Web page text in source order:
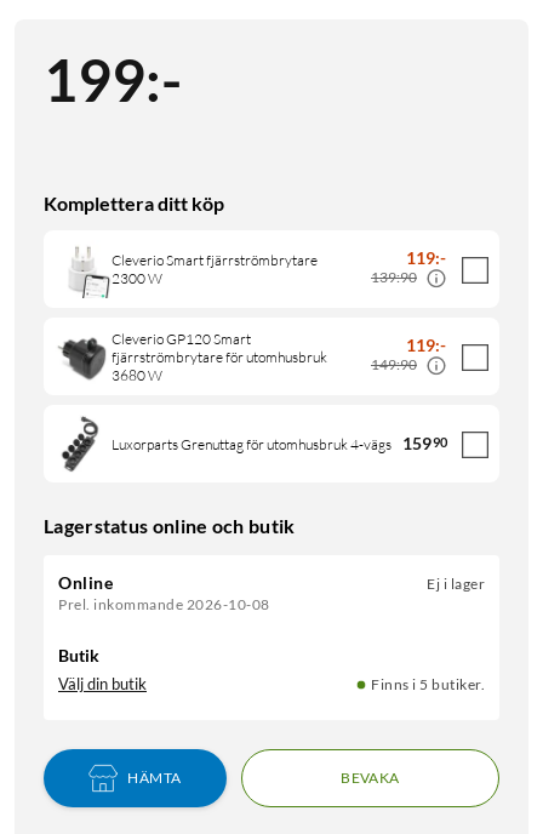
199:-
Komplettera ditt köp
Cleverio Smart fjärrströmbrytare
2300 W
119:-
139:90
Cleverio GP120 Smart
fjärrströmbrytare för utomhusbruk
3680 W
119:-
149:90
Luxorparts Grenuttag för utomhusbruk 4-vägs 15990
Lagerstatus online och butik
Online
Prel. inkommande 2026-10-08
Ej i lager
Butik
Välj din butik Finns i 5 butiker.
HÄMTA BEVAKA